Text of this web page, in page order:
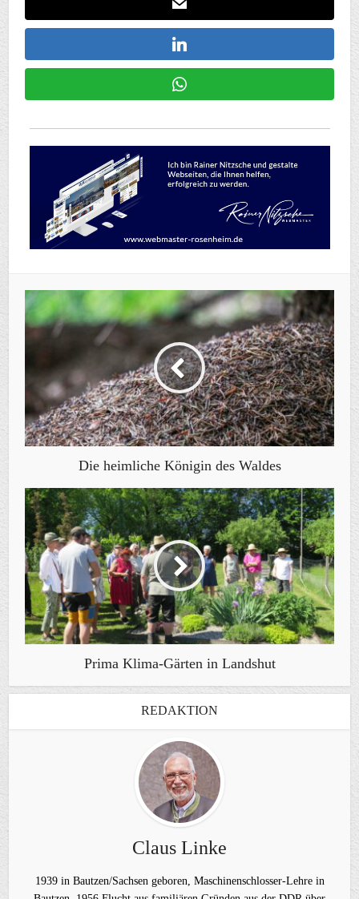
Die heimliche Königin des Waldes
Prima Klima-Gärten in Landshut
REDAKTION
Claus Linke
1939 in Bautzen/Sachsen geboren, Maschinenschlosser-Lehre in